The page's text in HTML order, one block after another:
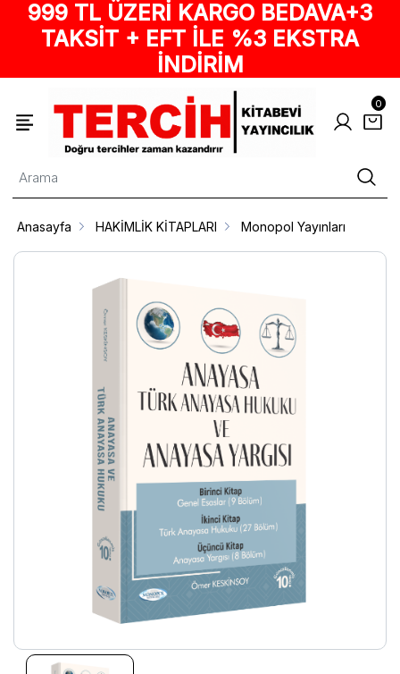
999 TL ÜZERİ KARGO BEDAVA+3
TAKSİT + EFT İLE %3 EKSTRA
İNDİRİM
0
Anasayfa HAKİMLİK KİTAPLARI Monopol Yayınları